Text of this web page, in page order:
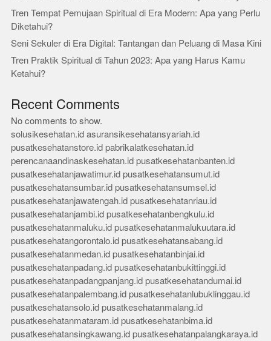
Tren Tempat Pemujaan Spiritual di Era Modern: Apa yang Perlu
Diketahui?
Seni Sekuler di Era Digital: Tantangan dan Peluang di Masa Kini
Tren Praktik Spiritual di Tahun 2023: Apa yang Harus Kamu
Ketahui?
Recent Comments
No comments to show.
solusikesehatan.id asuransikesehatansyariah.id
pusatkesehatanstore.id pabrikalatkesehatan.id
perencanaandinaskesehatan.id pusatkesehatanbanten.id
pusatkesehatanjawatimur.id pusatkesehatansumut.id
pusatkesehatansumbar.id pusatkesehatansumsel.id
pusatkesehatanjawatengah.id pusatkesehatanriau.id
pusatkesehatanjambi.id pusatkesehatanbengkulu.id
pusatkesehatanmaluku.id pusatkesehatanmalukuutara.id
pusatkesehatangorontalo.id pusatkesehatansabang.id
pusatkesehatanmedan.id pusatkesehatanbinjai.id
pusatkesehatanpadang.id pusatkesehatanbukittinggi.id
pusatkesehatanpadangpanjang.id pusatkesehatandumai.id
pusatkesehatanpalembang.id pusatkesehatanlubuklinggau.id
pusatkesehatansolo.id pusatkesehatanmalang.id
pusatkesehatanmataram.id pusatkesehatanbima.id
pusatkesehatansingkawang.id pusatkesehatanpalangkaraya.id